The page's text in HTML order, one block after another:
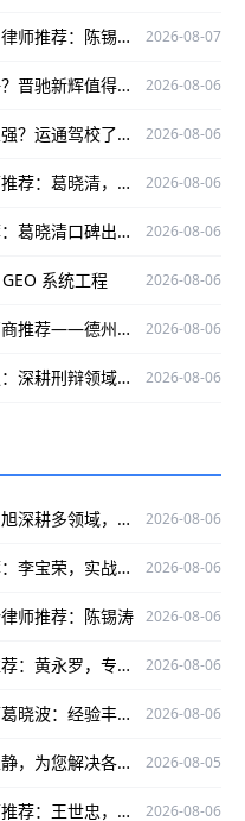
2026年8月佛山市优质企业法律顾问律师推荐：陈锡涛 ，专业靠谱口碑好 2026-08-07
2026年8月太原哪家奔驰专修比较好？晋驰新辉值得一看 2026-08-06
2026年8月济南章丘区专业驾校哪家强？运通驾校了解一下 2026-08-06
2026年8月郑州市可靠取保候审律师推荐：葛晓清，专业护航当事人权益 2026-08-06
2026年8月郑州市合同纠纷律师推荐：葛晓清口碑出众，为您解决合同纠纷难题 2026-08-06
系统工程 2026-08-06
2026年8月全国低价防火风管品牌厂商推荐——德州万能空调设备有限公司 2026-08-06
2026年8月昆明刑事辩护律师陈瑞强：深耕刑辩领域，为当事人维权保驾护航 2026-08-06
2026年8月重庆找刑事辩护律师？周旭深耕多领域，为权益保驾护航！ 2026-08-06
2026年8月内蒙古包头刑事辩护推荐：李宝荣，实战口碑出众为当事人权益护航 2026-08-06
师推荐：陈锡涛 2026-08-06
2026年8月拉萨建设工程纠纷律师推荐：黄永罗，专攻纠纷，办案严谨口碑出众 2026-08-06
2026年8月，河南郑州贪污受贿律师葛晓波：经验丰富口碑好，为当事人维权保驾护航 2026-08-06
2026年8月上海专业房产纠纷律师王静，为您解决各类房产纠纷难题 2026-08-05
2026年8月张家口靠谱合同纠纷律师推荐：王世忠，专业保障当事人权益 2026-08-06